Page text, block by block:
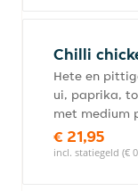
Chilli
Hete en
ui, paprika,
met medium
€ 21,95
incl. statiegeld (€